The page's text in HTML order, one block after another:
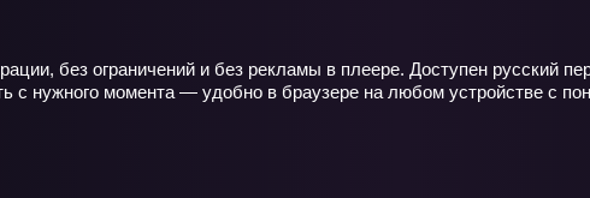
без ограничений и без рекламы в плеере. Доступен русский
нужного момента — удобно в браузере на любом устройстве с